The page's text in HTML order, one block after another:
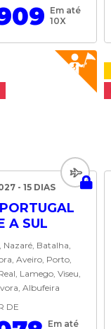
Em até
10X
- 15 DIAS
A SUL
Nazaré, Batalha,
Aveiro, Porto,
Lamego, Viseu,
Albufeira
DE
Em até